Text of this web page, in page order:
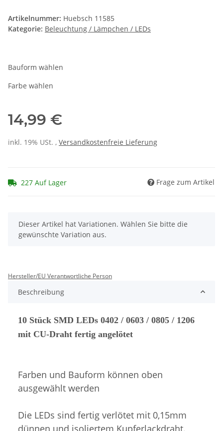
Artikelnummer: Huebsch 11585
Kategorie: Beleuchtung / Lämpchen / LEDs
Bauform wählen
Farbe wählen
14,99 €
inkl. 19% USt. , Versandkostenfreie Lieferung
227 Auf Lager Frage zum Artikel
x
Dieser Artikel hat Variationen. Wählen Sie bitte die
gewünschte Variation aus.
Hersteller/EU Verantwortliche Person
Beschreibung
10 Stück SMD LEDs 0402 / 0603 / 0805 / 1206
mit CU-Draht fertig angelötet
Farben und Bauform können oben
ausgewählt werden
Die LEDs sind fertig verlötet mit 0,15mm
dünnen und isoliertem Kupferlackdraht.